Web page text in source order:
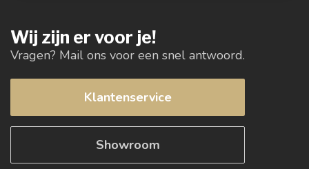
Wij zijn er voor je!
Vragen? Mail ons voor een snel antwoord.
Klantenservice
Showroom